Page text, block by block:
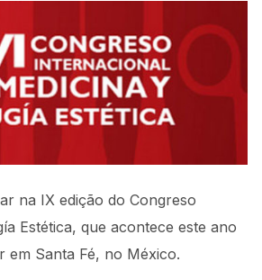
na IX edição do Congreso
Estética, que acontece este ano
em Santa Fé, no México.